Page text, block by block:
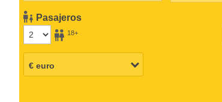
Pasajeros
18+